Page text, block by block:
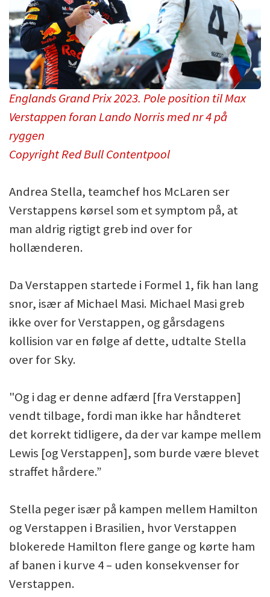
Englands Grand Prix 2023. Pole position til Max
Verstappen foran Lando Norris med nr 4 på
ryggen
Copyright Red Bull Contentpool
Andrea Stella, teamchef hos McLaren ser
Verstappens kørsel som et symptom på, at
man aldrig rigtigt greb ind over for
hollænderen.
Da Verstappen startede i Formel 1, fik han lang
snor, især af Michael Masi. Michael Masi greb
ikke over for Verstappen, og gårsdagens
kollision var en følge af dette, udtalte Stella
over for Sky.
"Og i dag er denne adfærd [fra Verstappen]
vendt tilbage, fordi man ikke har håndteret
det korrekt tidligere, da der var kampe mellem
Lewis [og Verstappen], som burde være blevet
straffet hårdere.”
Stella peger især på kampen mellem Hamilton
og Verstappen i Brasilien, hvor Verstappen
blokerede Hamilton flere gange og kørte ham
af banen i kurve 4 – uden konsekvenser for
Verstappen.